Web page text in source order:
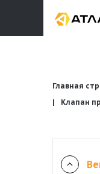
Главная
Клапан